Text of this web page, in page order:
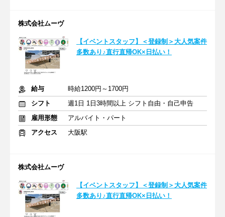
株式会社ムーヴ
【イベントスタッフ】＜登録制＞大人気案件
多数あり♪直行直帰OK×日払い！
給与
時給1200円～1700円
シフト
週1日 1日3時間以上 シフト自由・自己申告
雇用形態
アルバイト・パート
アクセス
大阪駅
株式会社ムーヴ
【イベントスタッフ】＜登録制＞大人気案件
多数あり♪直行直帰OK×日払い！